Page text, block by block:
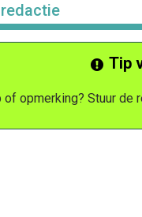
Tip
of opmerking? Stuur